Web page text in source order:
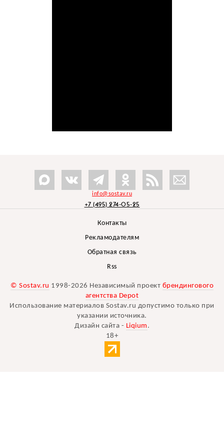
info@sostav.ru
+7 (495) 274-05-25
Контакты
Рекламодателям
Обратная связь
Rss
© Sostav.ru 1998-2026 Независимый проект брендингового
агентства Depot
Использование материалов Sostav.ru допустимо только при
указании источника.
Дизайн сайта - Liqium .
18+